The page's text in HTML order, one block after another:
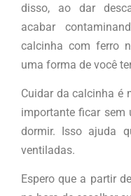
disso, ao dar
acabar
calcinha com ferro
uma forma de você
Cuidar da calcinha é
importante ficar sem
dormir. Isso ajuda
ventiladas.
Espero que a partir